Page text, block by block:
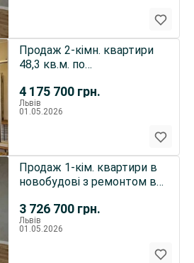
4 175 700 грн.
Продаж 2-кімн. квартири
48,3 кв.м. по
Шевч.Гай
Львів
01.05.2026
3 726 700 грн.
Продаж 1-кім. квартири в
новобудові з ремонтом в
Львів
01.05.2026